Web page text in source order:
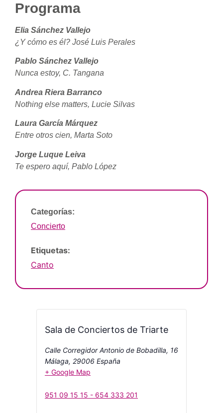
Programa
Elia Sánchez Vallejo
¿Y cómo es él? José Luis Perales
Pablo Sánchez Vallejo
Nunca estoy, C. Tangana
Andrea Riera Barranco
Nothing else matters, Lucie Silvas
Laura García Márquez
Entre otros cien, Marta Soto
Jorge Luque Leiva
Te espero aquí, Pablo López
Categorías:
Concierto
Etiquetas:
Canto
Sala de Conciertos de Triarte
Calle Corregidor Antonio de Bobadilla, 16
Málaga, 29006 España
+ Google Map
951 09 15 15 - 654 333 201